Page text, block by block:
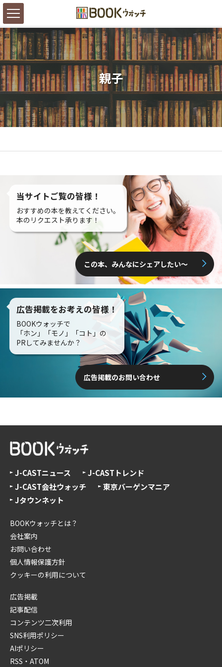
親子
当サイトご覧の皆様！
おすすめの本を教えてください。
本のリクエスト承ります！
この本、みんなにシェアしたい〜
広告掲載をお考えの皆様！
BOOKウォッチで
「ホン」「モノ」「コト」の
PRしてみませんか？
広告掲載のお問い合わせ
J-CASTニュース
J-CASTトレンド
J-CAST会社ウォッチ
東京バーゲンマニア
Jタウンネット
BOOKウォッチとは？
会社案内
お問い合わせ
個人情報保護方針
クッキーの利用について
広告掲載
記事配信
コンテンツ二次利用
SNS利用ポリシー
AIポリシー
RSS・ATOM